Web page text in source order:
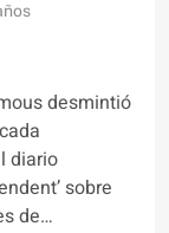
desmintió
diario
sobre
de…